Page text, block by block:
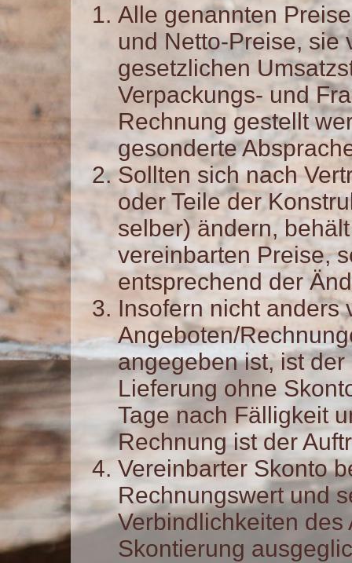
Alle genannten
und Netto-Preise, sie
gesetzlichen
Verpackungs- und
Rechnung gestellt
gesonderte
Sollten sich nach
oder Teile der
selber) ändern,
vereinbarten Preise,
entsprechend der
Insofern nicht anders
Angeboten/
angegeben ist, ist
Lieferung ohne
Tage nach Fälligkeit
Rechnung ist der
Vereinbarter Skonto
Rechnungswert und
Verbindlichkeiten
Skontierung